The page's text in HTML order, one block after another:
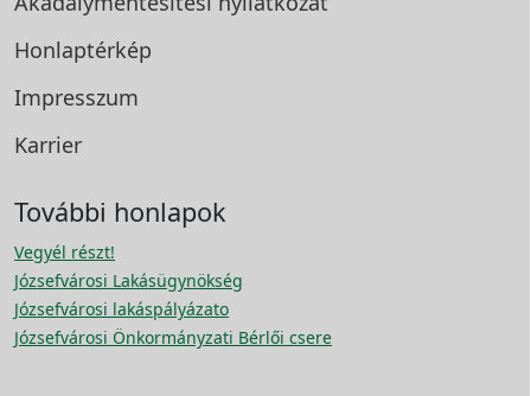
Honlaptérkép
Impresszum
Karrier
További honlapok
Vegyél részt!
Józsefvárosi Lakásügynökség
Józsefvárosi lakáspályázato
Józsefvárosi Önkormányzati Bérlői csere